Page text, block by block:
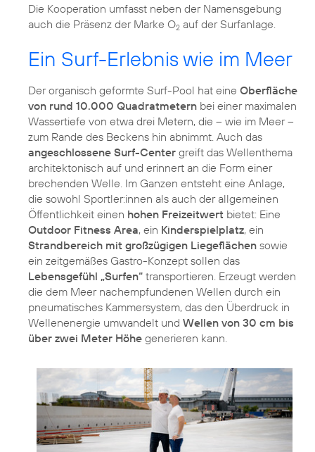
Die Kooperation umfasst neben der Namensgebung
auch die Präsenz der Marke O2 auf der Surfanlage.
Ein Surf-Erlebnis wie im Meer
Der organisch geformte Surf-Pool hat eine Oberfläche
von rund 10.000 Quadratmetern bei einer maximalen
Wassertiefe von etwa drei Metern, die – wie im Meer –
zum Rande des Beckens hin abnimmt. Auch das
angeschlossene Surf-Center greift das Wellenthema
architektonisch auf und erinnert an die Form einer
brechenden Welle. Im Ganzen entsteht eine Anlage,
die sowohl Sportler:innen als auch der allgemeinen
Öffentlichkeit einen hohen Freizeitwert bietet: Eine
Outdoor Fitness Area, ein Kinderspielplatz, ein
Strandbereich mit großzügigen Liegeflächen sowie
ein zeitgemäßes Gastro-Konzept sollen das
Lebensgefühl „Surfen“ transportieren. Erzeugt werden
die dem Meer nachempfundenen Wellen durch ein
pneumatisches Kammersystem, das den Überdruck in
Wellenenergie umwandelt und Wellen von 30 cm bis
über zwei Meter Höhe generieren kann.